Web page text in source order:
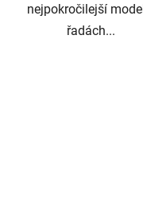
nejpokročilejší
řadách...